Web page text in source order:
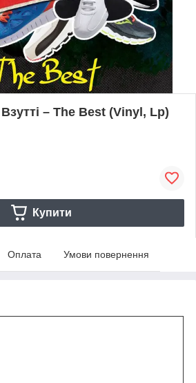
– The Best (Vinyl, Lp)
Купити
Оплата Умови повернення